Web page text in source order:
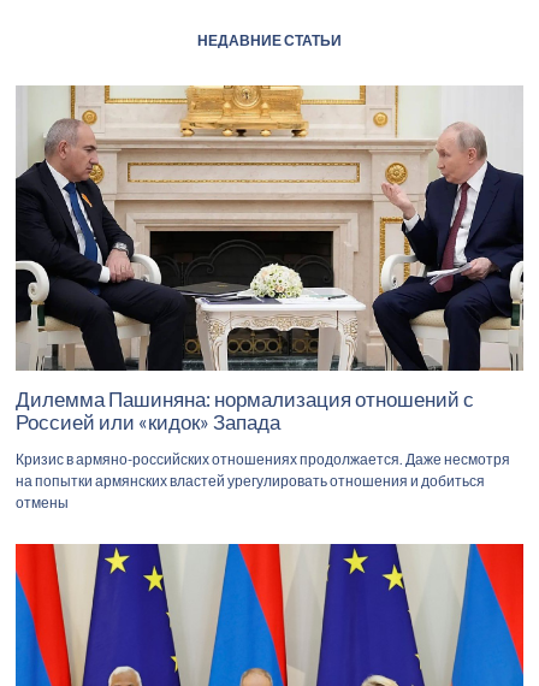
НЕДАВНИЕ СТАТЬИ
Дилемма Пашиняна: нормализация отношений с
Россией или «кидок» Запада
Кризис в армяно-российских отношениях продолжается. Даже несмотря
на попытки армянских властей урегулировать отношения и добиться
отмены